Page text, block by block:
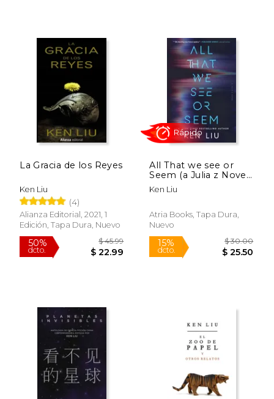
15% 12%
dcto.
15%
dcto. $ 20.39
Rápido
15%
dcto.
La Gracia de los Reyes
Ken Liu
(4)
Alianza Editorial, 2021, 1
Edición, Tapa Dura, Nuevo
All That we see or
Seem (a Julia z Novel)
(en Inglés)
Ken Liu
Atria Books, Tapa Dura,
Nuevo